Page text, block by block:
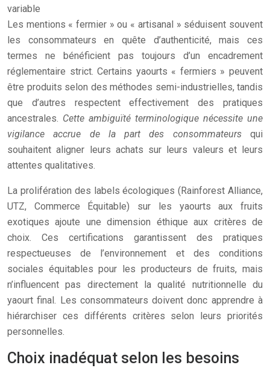
variable
Les mentions « fermier » ou « artisanal » séduisent souvent
les consommateurs en quête d’authenticité, mais ces
termes ne bénéficient pas toujours d’un encadrement
réglementaire strict. Certains yaourts « fermiers » peuvent
être produits selon des méthodes semi-industrielles, tandis
que d’autres respectent effectivement des pratiques
ancestrales. Cette ambiguïté terminologique nécessite une
vigilance accrue de la part des consommateursqui
souhaitent aligner leurs achats sur leurs valeurs et leurs
attentes qualitatives.
La prolifération des labels écologiques (Rainforest Alliance,
UTZ, Commerce Équitable) sur les yaourts aux fruits
exotiques ajoute une dimension éthique aux critères de
choix. Ces certifications garantissent des pratiques
respectueuses de l’environnement et des conditions
sociales équitables pour les producteurs de fruits, mais
n’influencent pas directement la qualité nutritionnelle du
yaourt final. Les consommateurs doivent donc apprendre à
hiérarchiser ces différents critères selon leurs priorités
personnelles.
Choix inadéquat selon les besoins